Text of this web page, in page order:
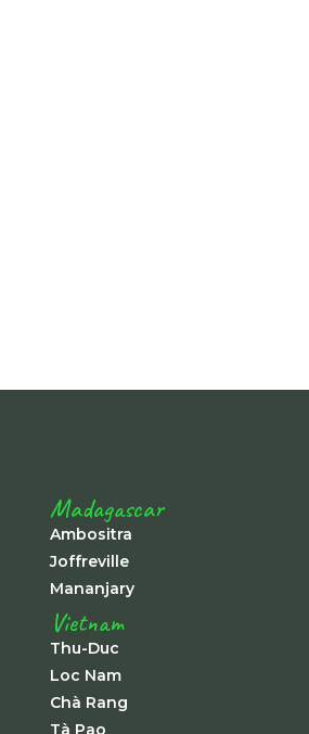
Madagascar
Ambositra
Joffreville
Mananjary
Vietnam
Thu-Duc
Loc Nam
Chà Rang
Tà Pao